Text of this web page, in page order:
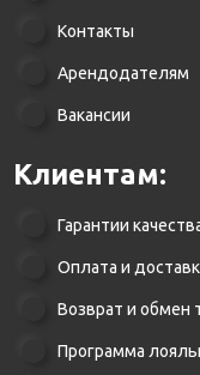
Контакты
Арендодателям
Вакансии
Клиентам:
Гарантии
Оплата и
Возврат и обмен
Программа